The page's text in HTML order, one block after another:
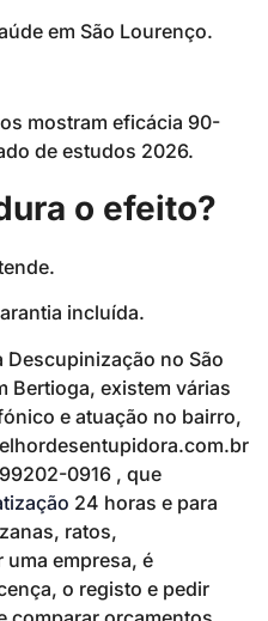
em São Lourenço.
mostram eficácia 90-
de estudos 2026.
o efeito?
incluída.
Descupinização no São
Bertioga, existem várias
e atuação no bairro,
0916 , que
24 horas e para
ratos,
empresa, é
o registo e pedir